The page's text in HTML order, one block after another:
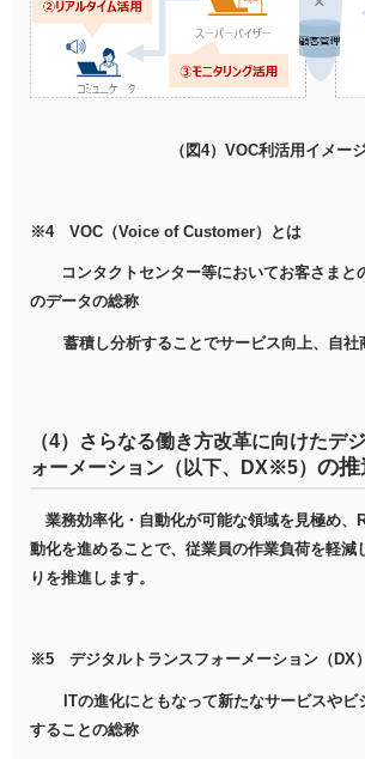
（図4）VOC利活用イメー
※4 VOC（Voice of Customer）とは
コンタクトセンター等においてお客さまと
のデータの総称
蓄積し分析することでサービス向上、自社
（4）さらなる働き方改革に向けたデ
ォーメーション（以下、DX※5） の推
業務効率化・自動化が可能な領域を見極め、
動化を進めることで、従業員の作業負荷を軽減
りを推進します。
※5 デジタルトランスフォーメーション（DX
ITの進化にともなって新たなサービスやビ
することの総称